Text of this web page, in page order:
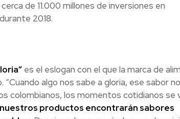
de 11.000 millones de inversiones en
2018.
es el eslogan con el que la marca de
algo nos sabe a gloria, ese sabor
colombianos, los momentos cotidianos se
productos encontrarán sabores